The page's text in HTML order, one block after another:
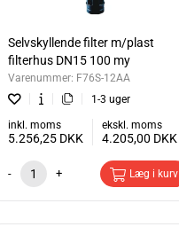
Selvskyllende filter m/plast
filterhus DN15 100 my
Varenummer: F76S-12AA
1-3 uger
inkl. moms
5.256,25 DKK
ekskl. moms
4.205,00 DKK
- + Læg i kurv